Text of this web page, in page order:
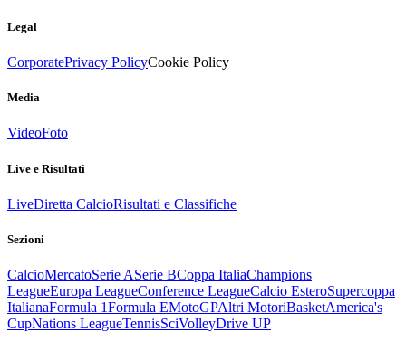
Legal
CorporatePrivacy PolicyCookie Policy
Media
VideoFoto
Live e Risultati
LiveDiretta CalcioRisultati e Classifiche
Sezioni
CalcioMercatoSerie ASerie BCoppa ItaliaChampions
LeagueEuropa LeagueConference LeagueCalcio EsteroSupercoppa
ItalianaFormula 1Formula EMotoGPAltri MotoriBasketAmerica's
CupNations LeagueTennisSciVolleyDrive UP